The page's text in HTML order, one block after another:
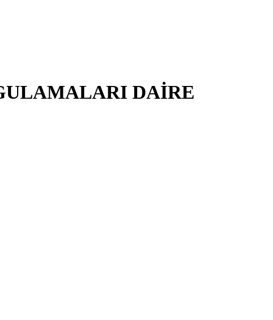
DAİRE